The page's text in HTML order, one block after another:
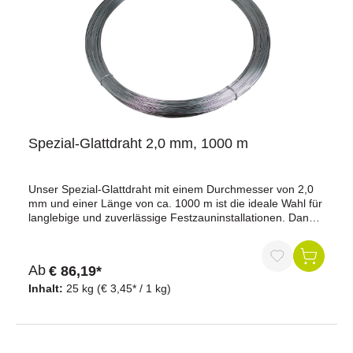
lange Lebensdauer, selbst unter extremen
Wetterbedingungen.Vielseitigkeit: Geeignet für
verschiedene Zaunanlagen, bietet dieser Draht eine
flexible und dennoch stabile Lösung.Jetzt bestellen und
Ihre Tiere optimal sichern!
Spezial-Glattdraht 2,0 mm, 1000 m
Unser Spezial-Glattdraht mit einem Durchmesser von 2,0
mm und einer Länge von ca. 1000 m ist die ideale Wahl für
langlebige und zuverlässige Festzauninstallationen. Dank
bietet dieser Draht einen neunfach höheren Schutz gegen
Korrosion im Vergleich zu normal verzinktem Draht.Vorteile
auf einen Blick:Hervorragende Leitfähigkeit: Optimale
Stromabgabe bei Tierberührung für maximale
Inhalt: 25 kg (€ 3,45* / 1 kg)
Ab € 86,19*